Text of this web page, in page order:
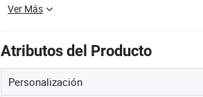
Ver Más
Atributos del Producto
Personalización